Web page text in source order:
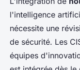
l'intelligence
nécessite une
de sécurité. Les
équipes